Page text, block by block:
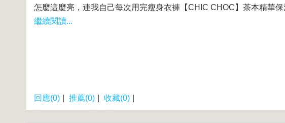
怎麼這麼亮，連我自己每次用完瘦身衣褲【CHIC CHOC】茶本精華保
繼續閱讀...
回應(0) 推薦(0) 收藏(0)